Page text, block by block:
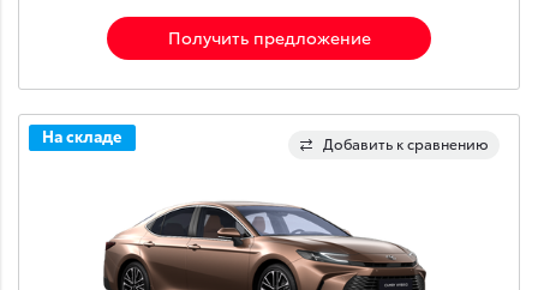
Получить предложение
Добавить к сравнению
На складе